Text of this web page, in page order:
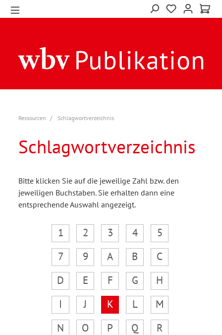
Ressourcen Schlagwortverzeichnis
Schlagwortverzeichnis
Bitte klicken Sie auf die jeweilige Zahl bzw. den
jeweiligen Buchstaben. Sie erhalten dann eine
entsprechende Auswahl angezeigt.
1 2 3 4
5
7
9 A B
C
D
E F G
H
I
J K L
M
N
O P Q
R